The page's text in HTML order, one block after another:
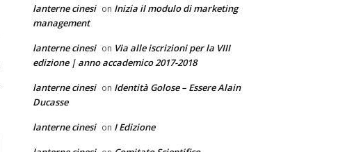
lanterne cinesi on Inizia il modulo di marketing
management
lanterne cinesi on Via alle iscrizioni per la VIII
edizione | anno accademico 2017-2018
lanterne cinesi on Identità Golose – Essere Alain
Ducasse
lanterne cinesi on I Edizione